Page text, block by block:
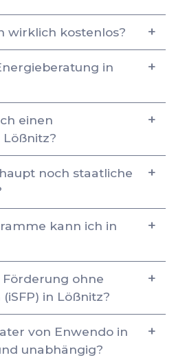
wirklich kostenlos?
in
einen
noch staatliche
kann ich in
ohne
in Lößnitz?
von Enwendo in
unabhängig?